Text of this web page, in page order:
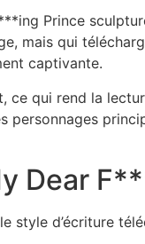
Prince
mais qui
captivante.
ce qui rend la
personnages
Dear
style d’écriture